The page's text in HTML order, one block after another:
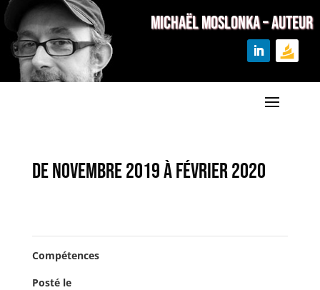
MICHAËL MOSLONKA – Auteur
De novembre 2019 à février 2020
Compétences
Posté le